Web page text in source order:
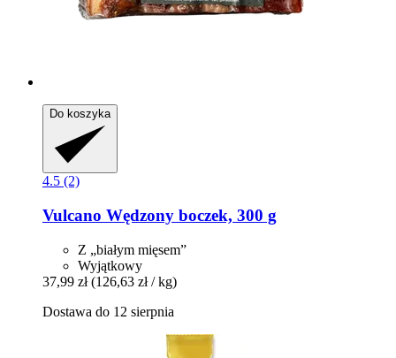
Do koszyka
4.5 (2)
Vulcano Wędzony boczek, 300 g
Z „białym mięsem”
Wyjątkowy
37,99 zł (126,63 zł / kg)
Dostawa do 12 sierpnia